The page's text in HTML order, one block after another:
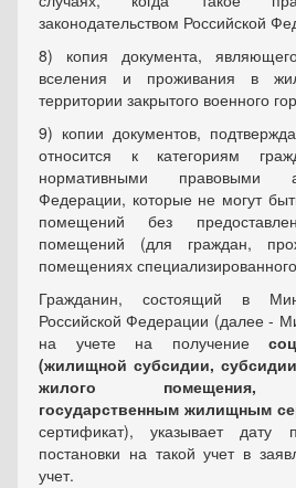
законодательством Российской
8) копия документа,
вселения и проживания в
территории закрытого военного
9) копии документов,
относит­ся к категориям
нормативными правовыми
Федерации, которые не могут
помещений без
помещений (для граждан,
помещениях
Гражданин, состоящий в
Российской Федерации (далее -
на учете на получение
(жилищной субсидии,
жилого помещения,
государственным жи­лищным
сертификат), указывает дату
постановки на такой учет в
учет.